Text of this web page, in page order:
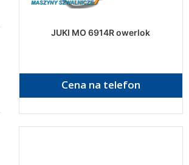
JUKI MO 6914R owerlok
Cena na telefon